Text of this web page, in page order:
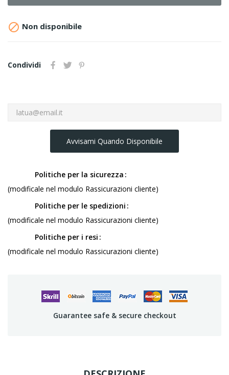
 Non disponibile
Condividi
Avvisami Quando Disponibile
Politiche per la sicurezza
(modificale nel modulo Rassicurazioni cliente)
Politiche per le spedizioni
(modificale nel modulo Rassicurazioni cliente)
Politiche per i resi
(modificale nel modulo Rassicurazioni cliente)
Guarantee safe & secure checkout